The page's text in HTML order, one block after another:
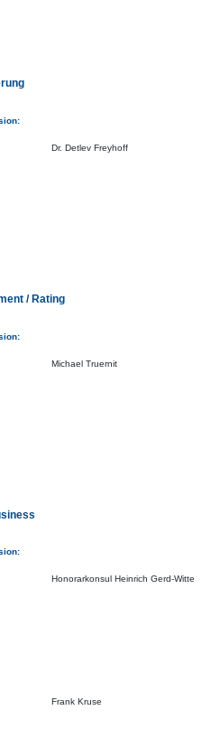
Dr. Detlev Freyhoff
/ Rating
Michael Truernit
Honorarkonsul Heinrich Gerd-Witte
Frank Kruse